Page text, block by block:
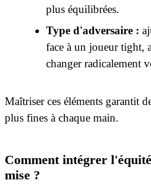
plus équilibrées.
Type d'adversaire :
face à un joueur tight,
changer radicalement
Maîtriser ces éléments garantit
plus fines à chaque main.
Comment intégrer
mise ?